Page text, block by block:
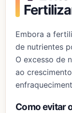
Embora a
de nutrientes
O excesso de
ao
Como evitar